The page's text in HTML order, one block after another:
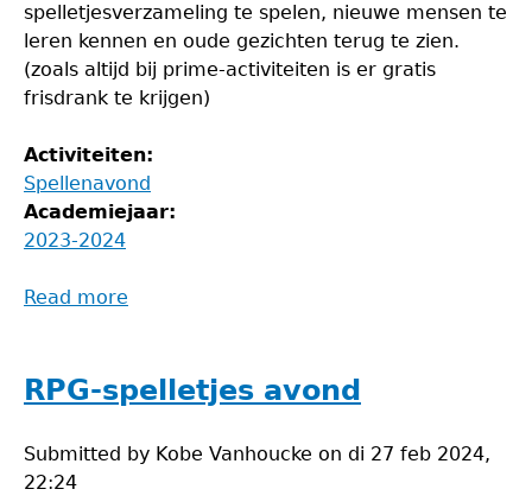
spelletjesverzameling te spelen, nieuwe mensen te
leren kennen en oude gezichten terug te zien.
(zoals altijd bij prime-activiteiten is er gratis
frisdrank te krijgen)
Activiteiten:
Spellenavond
Academiejaar:
2023-2024
Read more
RPG-spelletjes avond
Submitted by Kobe Vanhoucke on di 27 feb 2024,
22:24